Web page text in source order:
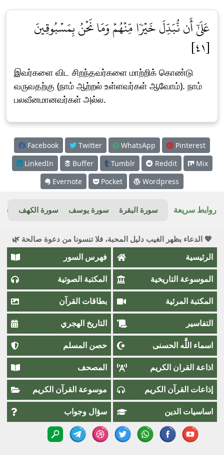
عَلَىٰٓ أَن نُّبَدِّلَ خَيۡرٗا مِّنۡهُمۡ وَمَا نَحۡنُ بِمَسۡبُوقِينَ
[٤١]
இவர்களை விட சிறந்தவர்களை மாற்றிக் கொண்டு
வருவதற்கு (நாம் ஆற்றல் உள்ளவர்கள் ஆவோம்). நாம்
பலவீனமானவர்கள் அல்ல.
Facebook Twitter WhatsApp
Pinterest
LinkedIn
Buffer Tumblr Reddit
Mix
Evernote
Pocket Wordpress
روابط سريعة سورة البقرة سورة يوسف سورة الكهف
💖 الدعاء بظهر الغيب دليل المحبة، فلا تنسونا من دعوة صالحة 🌿
الرئيسية فهرس السور
الموسوعة التاريخية المكتبة الصوتية
المكتبة المرئية بطاقات القرآن
التفاسير التاريخ الهجري
اسماء اللَّٰه الحسنى حصن المسلم
اذاعة القران الكريم المصحف
إذاعات القرآن الكريم موسوعة القرآن الكريم
اساسيات الدين سؤال وجواب